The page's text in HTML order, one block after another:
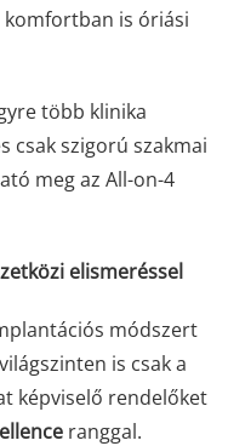
komfortban is óriási
több klinika
csak szigorú szakmai
meg az All-on-4
elismeréssel
módszert
is csak a
képviselő rendelőket
ranggal.